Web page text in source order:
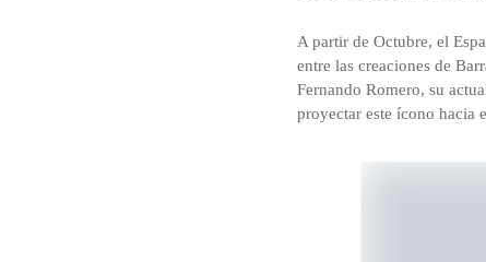
A partir de Octubre, el
entre las creaciones de
Fernando Romero, su
proyectar este ícono hacia